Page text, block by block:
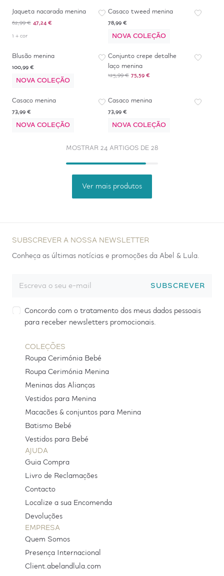
Jaqueta nacarada menina
62,99 € 47,24 €
1 + cor
Casaco tweed menina
78,99 €
NOVA COLEÇÃO
Blusão menina
100,99 €
NOVA COLEÇÃO
-40%
Conjunto crepe detalhe
laço menina
125,99 € 75,59 €
Casaco menina
73,99 €
NOVA COLEÇÃO
Casaco menina
73,99 €
NOVA COLEÇÃO
MOSTRAR 24 ARTIGOS DE 28
Ver mais produtos
SUBSCREVER A NOSSA NEWSLETTER
Conheça as últimas notícias e promoções da Abel & Lula.
SUBSCREVER
Concordo com o tratamento dos meus dados pessoais
para receber newsletters promocionais.
COLEÇÕES
Roupa Cerimónia Bebé
Roupa Cerimónia Menina
Meninas das Alianças
Vestidos para Menina
Macacões & conjuntos para Menina
Batismo Bebé
Vestidos para Bebé
AJUDA
Guia Compra
Livro de Reclamações
Contacto
Localize a sua Encomenda
Devoluções
EMPRESA
Quem Somos
Presença Internacional
Client.abelandlula.com